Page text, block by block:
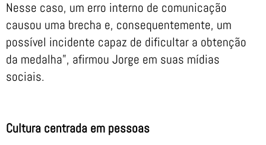
Nesse caso, um erro interno de comunicação
causou uma brecha e, consequentemente, um
possível incidente capaz de dificultar a obtenção
da medalha”, afirmou Jorge em suas mídias
sociais.
Cultura centrada em pessoas